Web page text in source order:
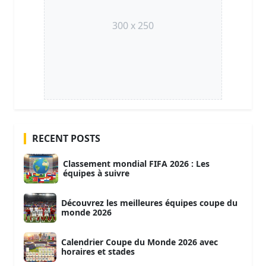
300 x 250
RECENT POSTS
Classement mondial FIFA 2026 : Les
équipes à suivre
Découvrez les meilleures équipes coupe du
monde 2026
Calendrier Coupe du Monde 2026 avec
horaires et stades